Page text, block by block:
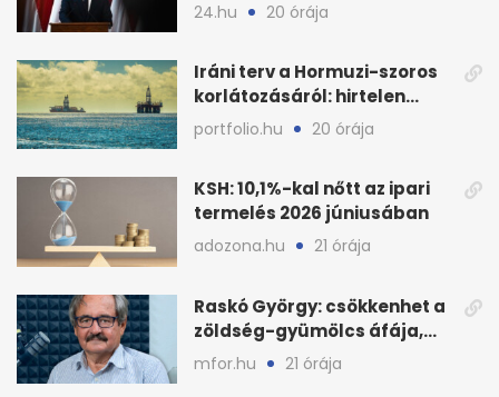
összeomlásáról
24.hu 20 órája
Iráni terv a Hormuzi-szoros
korlátozásáról: hirtelen
megugrott az olajár
portfolio.hu 20 órája
KSH: 10,1%-kal nőtt az ipari
termelés 2026 júniusában
adozona.hu 21 órája
Raskó György: csökkenhet a
zöldség-gyümölcs áfája,
bajban a kukorica
mfor.hu 21 órája